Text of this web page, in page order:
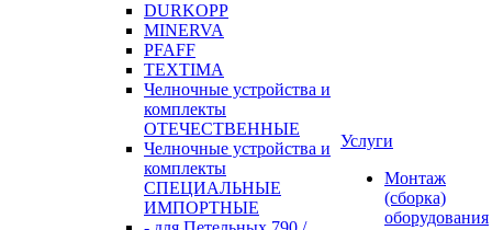
DURKOPP
MINERVA
PFAFF
TEXTIMA
Челночные устройства и
комплекты
ОТЕЧЕСТВЕННЫЕ
Челночные устройства и
комплекты
СПЕЦИАЛЬНЫЕ
ИМПОРТНЫЕ
Услуги
Монтаж
(сборка)
оборудования